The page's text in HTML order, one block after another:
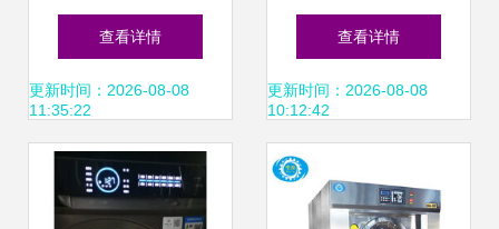
身材大乾坤，内衣
裤洗涤的新选择
查看详情
更新时间：2026-08-08
11:35:22
上盖大升级 18号折
叠盖板，为居家洗
查看详情
更新时间：2026-08-08
10:12:42